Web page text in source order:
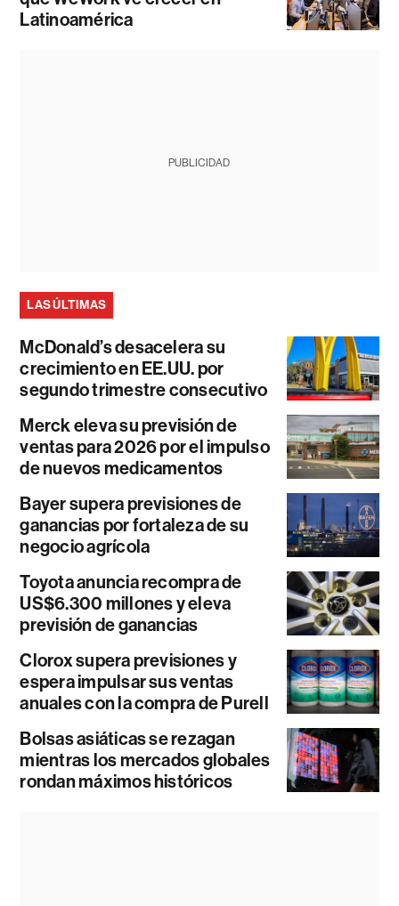
Latinoamérica
PUBLICIDAD
LAS ÚLTIMAS
McDonald’s desacelera su
crecimiento en EE.UU. por
segundo trimestre consecutivo
Merck eleva su previsión de
ventas para 2026 por el impulso
de nuevos medicamentos
Bayer supera previsiones de
ganancias por fortaleza de su
negocio agrícola
Toyota anuncia recompra de
US$6.300 millones y eleva
previsión de ganancias
Clorox supera previsiones y
espera impulsar sus ventas
anuales con la compra de Purell
Bolsas asiáticas se rezagan
mientras los mercados globales
rondan máximos históricos